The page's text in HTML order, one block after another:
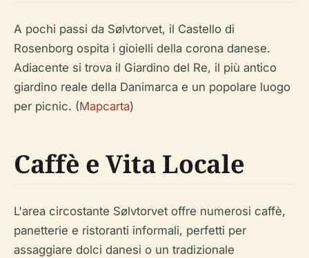
A pochi passi da Sølvtorvet, il Castello di
Rosenborg ospita i gioielli della corona danese.
Adiacente si trova il Giardino del Re, il più antico
giardino reale della Danimarca e un popolare luogo
per picnic. (Mapcarta)
Caffè e Vita Locale
L'area circostante Sølvtorvet offre numerosi caffè,
panetterie e ristoranti informali, perfetti per
assaggiare dolci danesi o un tradizionale